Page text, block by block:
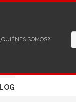
SOMOS?